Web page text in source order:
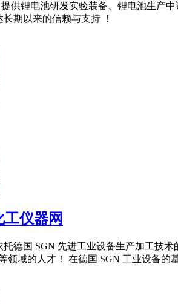
供锂电池研发实验装备、锂电池生产
期以来的信赖与支持 ！
仪器网
德国 SGN 先进工业设备生产加工技
域的人才！ 在德国 SGN 工业设备的